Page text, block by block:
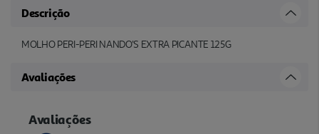
Descrição
MOLHO PERI-PERI NANDO'S EXTRA PICANTE 125G
Avaliações